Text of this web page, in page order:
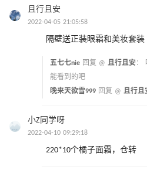
且行且安
2022-04-05 21:05:58
隔壁送正装眼霜和美妆套
五七七nie 回复 @ 且行且安：
能看到的吧
晚来天欲雪999 回复 @ 且行且
小Z同学呀
2022-04-10 09:29:18
220*10个橘子面霜，仓转